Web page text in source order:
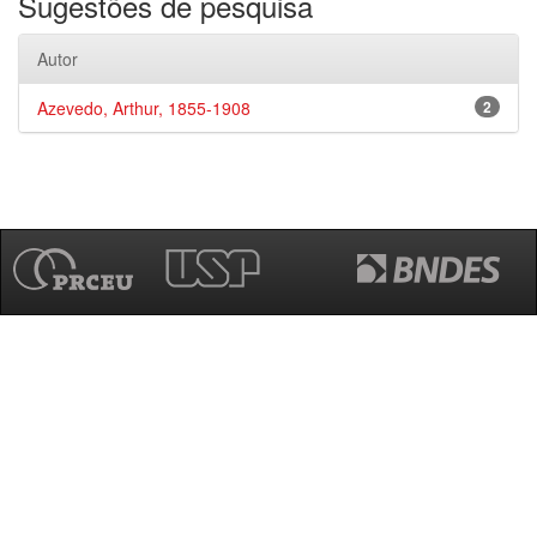
Autor
2
Azevedo, Arthur, 1855-1908